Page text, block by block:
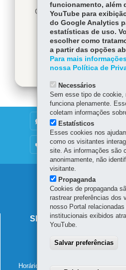
COMPARTILHE:
Voltar
Baixar
DENUNCIE CORRUPÇÃO
OUVIDORIA
Navegação
principal
SECRETARIA DE
80610-011-Curitiba
Horário de atendimento: de
funcionamento, além
YouTube para
do Google Analytics
estatísticas de uso.
escolher como
a partir das opções
Para mais
nossa Política de
Necessários
Sem esse tipo de cookie,
funciona plenamente.
coletam informações
Estatísticos
Esses cookies nos
como os visitantes
site. As informações são
anonimamente, não
visitante.
Propaganda
Cookies de propaganda
rastrear preferências dos
nosso Portal
institucionais exibidos
YouTube.
Salvar preferências